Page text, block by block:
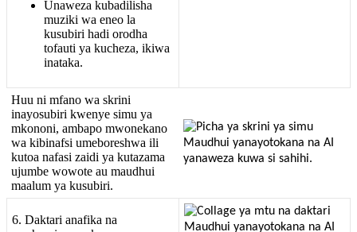
Unaweza kubadilisha
muziki wa eneo la
kusubiri hadi orodha
tofauti ya kucheza, ikiwa
inataka.
Huu ni mfano wa skrini
inayosubiri kwenye simu ya
mkononi, ambapo mwonekano
wa kibinafsi umeboreshwa ili
kutoa nafasi zaidi ya kutazama
ujumbe wowote au maudhui
maalum ya kusubiri.
6. Daktari anafika na